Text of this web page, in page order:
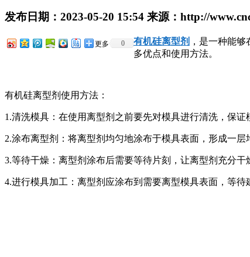
发布日期： 2023-05-20 15:54 来源： http://
更多 0 有机硅离型剂 ，是一种能
多优点和使用方法。
有机硅离型剂使用方法：
1.清洗模具：在使用离型剂之前要先对模具进行清洗，保
2.涂布离型剂：将离型剂均匀地涂布于模具表面，形成一
3.等待干燥：离型剂涂布后需要等待片刻，让离型剂充分干
4.进行模具加工：离型剂应涂布到需要离型模具表面，等